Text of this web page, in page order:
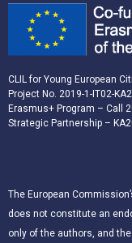
CLIL for Young European
Project No. 2019-1-IT02-
Erasmus+ Program – Call
Strategic Partnership –
The European
does not constitute an
only of the authors, and